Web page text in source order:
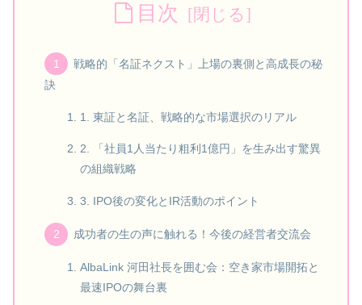
目次
戦略的「名証ネクスト」上場の裏側と高成長の秘
訣
1. 東証と名証、戦略的な市場選択のリアル
2. 「社員1人当たり粗利1億円」を生み出す驚異
の組織戦略
3. IPO後の変化とIR活動のポイント
成功者の生の声に触れる！今後の経営者交流会
AlbaLink 河田社長を囲む会：空き家市場開拓と
最速IPOの舞台裏